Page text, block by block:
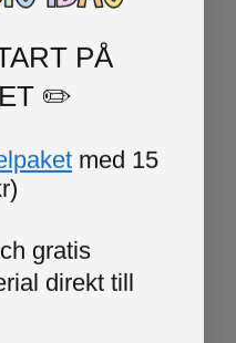
PÅ
✏️
med 15
gratis
direkt till